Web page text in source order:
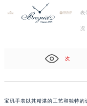
表
况
次
宝玑手表以其精湛的工艺和独特